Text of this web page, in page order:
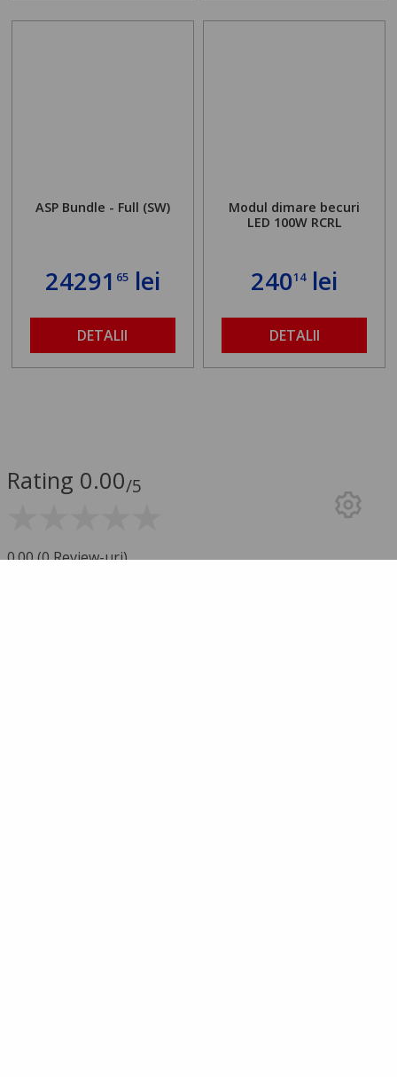
ASP Bundle - Full (SW)
24291 65lei
DETALII
Modul dimare becuri
LED 100W RCRL
24014lei
DETALII
Rating 0.00/5
0.00 (0 Review-uri)